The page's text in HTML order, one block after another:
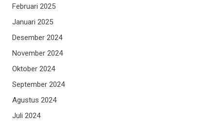
Februari 2025
Januari 2025
Desember 2024
November 2024
Oktober 2024
September 2024
Agustus 2024
Juli 2024